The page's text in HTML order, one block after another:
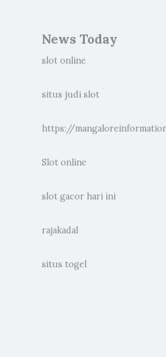
News Today
slot online
situs judi slot
https://
Slot online
slot gacor hari ini
rajakadal
situs togel